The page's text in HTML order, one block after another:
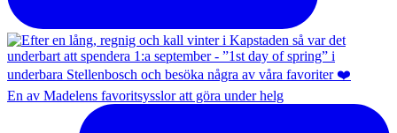
En av Madelens favoritsysslor att göra under helg